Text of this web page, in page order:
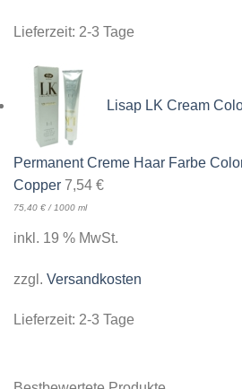
Lieferzeit: 2-3 Tage
Lisap LK Cream
Permanent Creme Haar Farbe
Copper 7,54 €
75,40 € / 1000 ml
inkl. 19 % MwSt.
zzgl. Versandkosten
Lieferzeit: 2-3 Tage